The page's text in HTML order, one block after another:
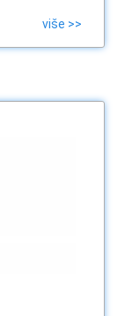
više >>